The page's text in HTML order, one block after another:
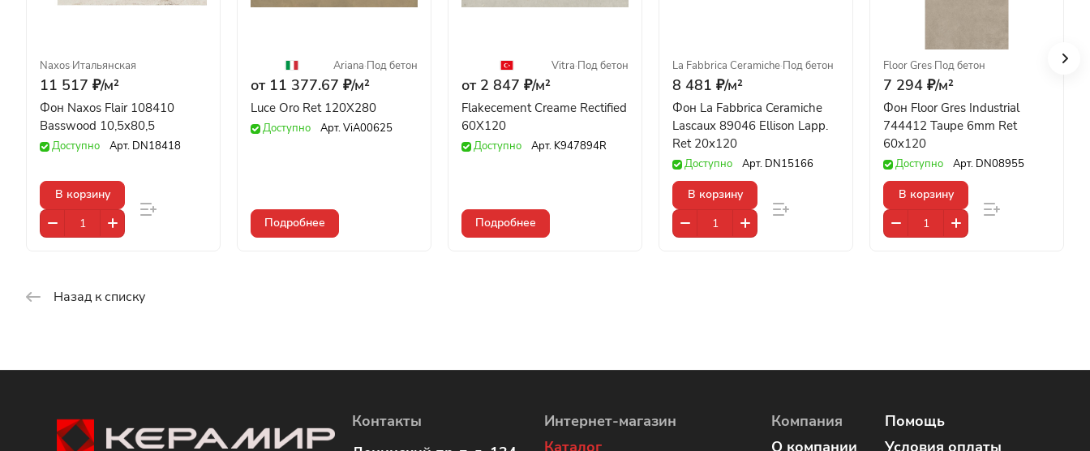
Naxos·Итальянская
11 517 ₽/м²
Фон Naxos Flair 108410
Basswood 10,5x80,5
Доступно Арт. DN18418
В корзину
Ariana·Под бетон
от 11 377.67 ₽/м²
Luce Oro Ret 120X280
Доступно Арт.ViA00625
Подробнее
Vitra·Под бетон
от 2 847 ₽/м²
Flakecement Creame Rectified
60X120
Доступно Арт. K947894R
Подробнее
La Fabbrica Ceramiche·Под бетон
8 481 ₽/м²
Фон La Fabbrica Ceramiche
Lascaux 89046 Ellison Lapp.
Ret 20x120
Доступно Арт. DN15166
В корзину
Floor Gres·Под бетон
7 294 ₽/м²
Фон Floor Gres Industrial
744412 Taupe 6mm Ret
60x120
Доступно Арт. DN08955
В корзину
Назад к списку
Контакты
Интернет-магазин
Каталог
Компания
О компании
Помощь
Условия оплаты